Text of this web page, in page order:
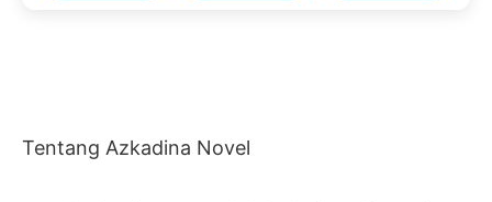
Tentang Azkadina Novel